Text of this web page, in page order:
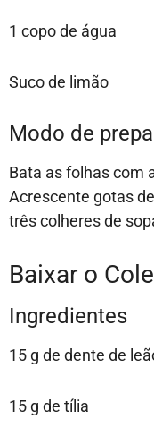
1 copo de água
Suco de limão
Modo de
Bata as folhas com
Acrescente gotas
três colheres de
Baixar o
Ingredientes
15 g de dente de
15 g de tília